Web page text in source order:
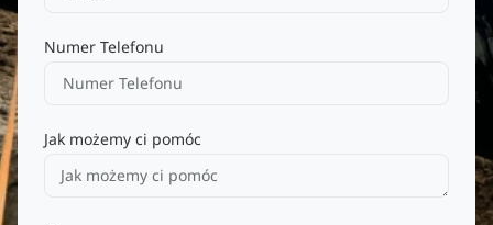
Numer Telefonu
Jak możemy ci pomóc